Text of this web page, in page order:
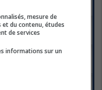
ou grands !
mesure de
du contenu, études
de services
informations sur un